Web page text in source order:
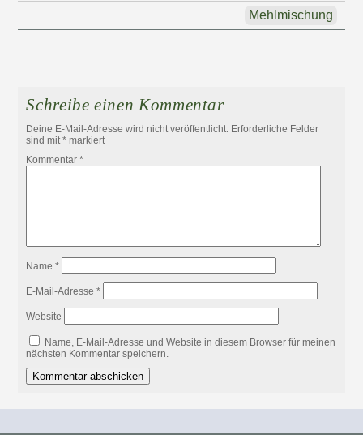
Mehlmischung
Schreibe einen Kommentar
Deine E-Mail-Adresse wird nicht veröffentlicht. Erforderliche Felder
sind mit* markiert
Kommentar*
Name*
E-Mail-Adresse*
Website
Name, E-Mail-Adresse und Website in diesem Browser für meinen
nächsten Kommentar speichern.